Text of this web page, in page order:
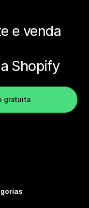
e venda
Shopify
gratuita